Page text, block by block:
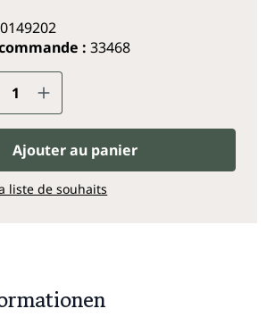
: 33468
de produit : Entrez la
Ajouter au panier
liste de souhaits